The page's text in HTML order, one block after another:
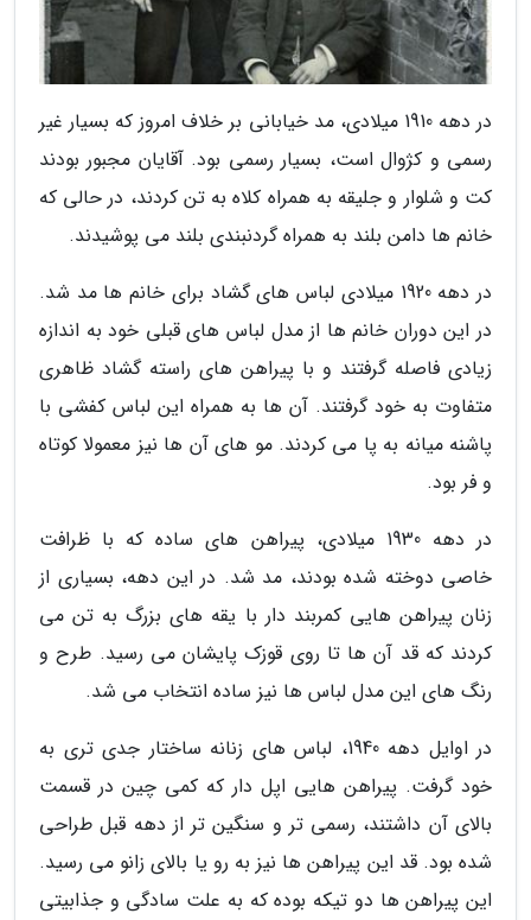
در دهه 1910 میلادی، مد خیابانی بر خلاف امروز که بسیار غیر
رسمی و کژوال است، بسیار رسمی بود. آقایان مجبور بودند
کت و شلوار و جلیقه به همراه کلاه به تن کردند، در حالی که
خانم ها دامن بلند به همراه گردنبندی بلند می پوشیدند.
در دهه 1920 میلادی لباس های گشاد برای خانم ها مد شد.
در این دوران خانم ها از مدل لباس های قبلی خود به اندازه
زیادی فاصله گرفتند و با پیراهن های راسته گشاد ظاهری
متفاوت به خود گرفتند. آن ها به همراه این لباس کفشی با
پاشنه میانه به پا می کردند. مو های آن ها نیز معمولا کوتاه
و فر بود.
در دهه 1930 میلادی، پیراهن های ساده که با ظرافت
خاصی دوخته شده بودند، مد شد. در این دهه، بسیاری از
زنان پیراهن هایی کمربند دار با یقه های بزرگ به تن می
کردند که قد آن ها تا روی قوزک پایشان می رسید. طرح و
رنگ های این مدل لباس ها نیز ساده انتخاب می شد.
در اوایل دهه 1940، لباس های زنانه ساختار جدی تری به
خود گرفت. پیراهن هایی اپل دار که کمی چین در قسمت
بالای آن داشتند، رسمی تر و سنگین تر از دهه قبل طراحی
شده بود. قد این پیراهن ها نیز به رو یا بالای زانو می رسید.
این پیراهن ها دو تیکه بوده که به علت سادگی و جذابیتی